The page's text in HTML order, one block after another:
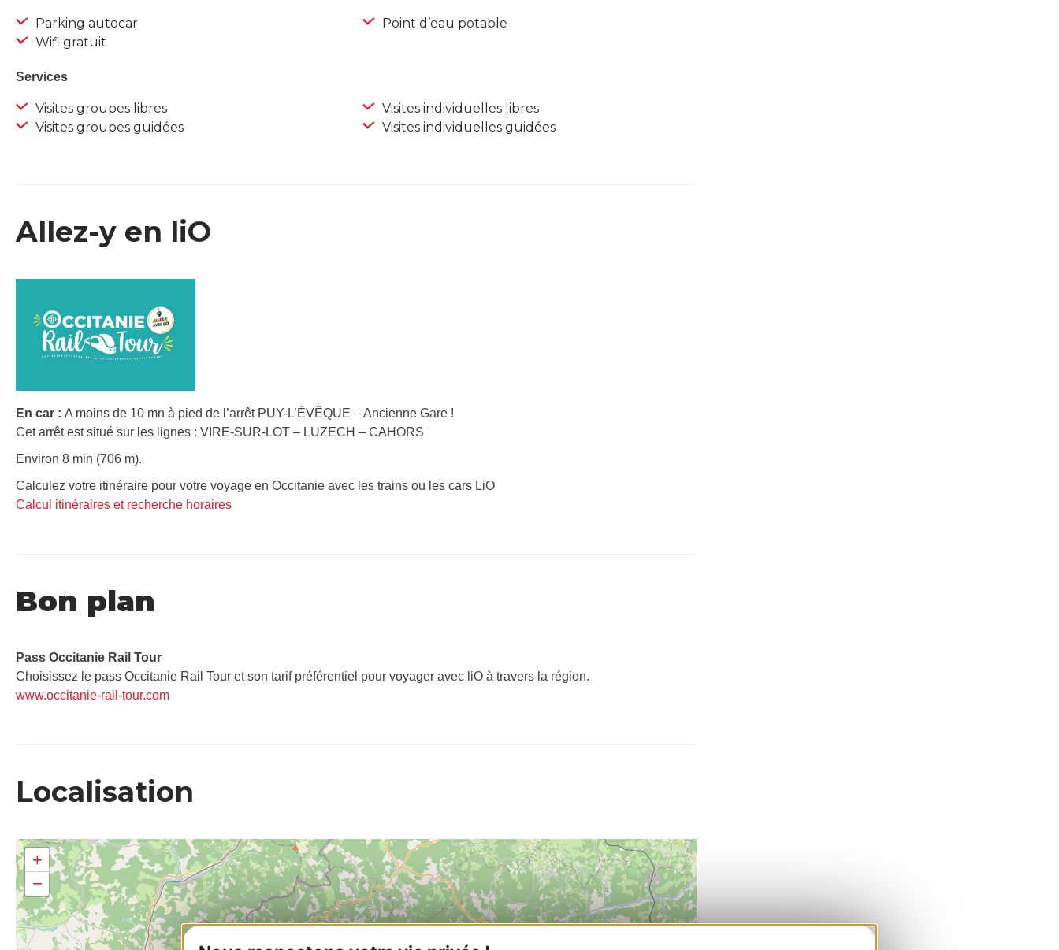
Parking autocar
Wifi gratuit
Point d’eau potable
Services
Visites groupes libres
Visites groupes guidées
Visites individuelles libres
Visites individuelles guidées
Allez-y en liO
En car : A moins de 10 mn à pied de l’arrêt PUY-L’ÉVÊQUE – Ancienne Gare !
Cet arrêt est situé sur les lignes : VIRE-SUR-LOT – LUZECH – CAHORS
Environ 8 min (706 m).
Calculez votre itinéraire pour votre voyage en Occitanie avec les trains ou les cars LiO
Calcul itinéraires et recherche horaires
Bon plan
Pass Occitanie Rail Tour​
Choisissez le pass Occitanie Rail Tour et son tarif préférentiel pour voyager avec liO à travers la région.
www.occitanie-rail-tour.com
Localisation
+
−